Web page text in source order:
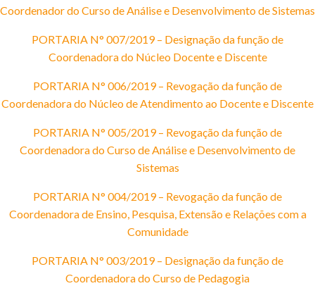
Coordenador do Curso de Análise e Desenvolvimento de Sistemas
PORTARIA N° 007/2019 – Designação da função de
Coordenadora do Núcleo Docente e Discente
PORTARIA N° 006/2019 – Revogação da função de
Coordenadora do Núcleo de Atendimento ao Docente e Discente
PORTARIA N° 005/2019 – Revogação da função de
Coordenadora do Curso de Análise e Desenvolvimento de
Sistemas
PORTARIA N° 004/2019 – Revogação da função de
Coordenadora de Ensino, Pesquisa, Extensão e Relações com a
Comunidade
PORTARIA N° 003/2019 – Designação da função de
Coordenadora do Curso de Pedagogia